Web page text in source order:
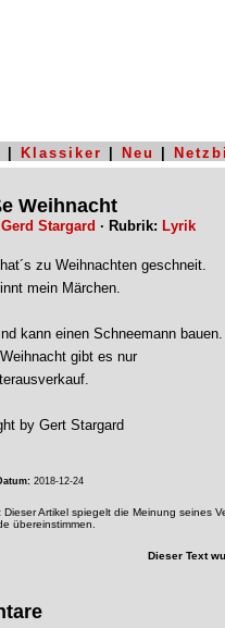
Klassiker Neu
Weihnacht
Gerd Stargard · Rubrik: Lyrik
zu Weihnachten geschneit.
mein Märchen.
kann einen Schneemann bauen.
gibt es nur
by Gert Stargard
2018-12-24
Dieser Artikel spiegelt die Meinung seines
übereinstimmen.
Dieser Text